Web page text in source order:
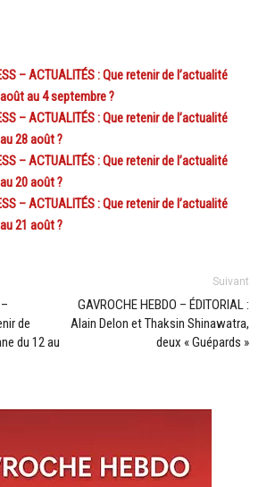
– ACTUALITÉS : Que retenir de l’actualité
au 4 septembre ?
– ACTUALITÉS : Que retenir de l’actualité
28 août ?
– ACTUALITÉS : Que retenir de l’actualité
20 août ?
– ACTUALITÉS : Que retenir de l’actualité
21 août ?
de
du 12 au
Suivant
GAVROCHE HEBDO – ÉDITORIAL :
Alain Delon et Thaksin Shinawatra,
deux « Guépards »